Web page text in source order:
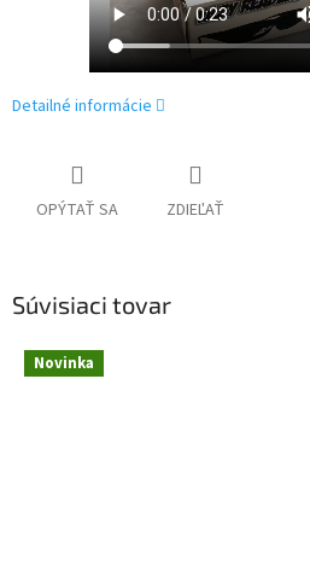
Detailné informácie
OPÝTAŤ SA ZDIEĽAŤ
Súvisiaci tovar
Novinka